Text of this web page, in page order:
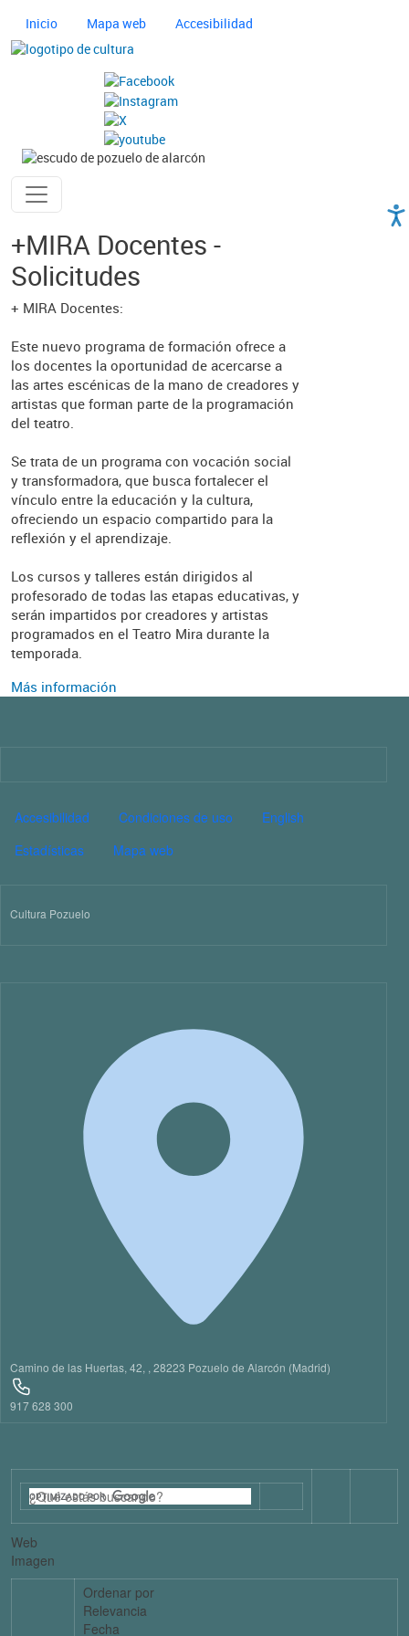
Navegación principal cultura
Inicio Mapa web
Accesibilidad
Imagen
Imagen
Ayuntamiento de Pozuelo
+MIRA Docentes -
Solicitudes
+ MIRA Docentes:
Este nuevo programa de formación ofrece a
los docentes la oportunidad de acercarse a
las artes escénicas de la mano de creadores y
artistas que forman parte de la programación
del teatro.
Se trata de un programa con vocación social
y transformadora, que busca fortalecer el
vínculo entre la educación y la cultura,
ofreciendo un espacio compartido para la
reflexión y el aprendizaje.
Los cursos y talleres están dirigidos al
profesorado de todas las etapas educativas, y
serán impartidos por creadores y artistas
programados en el Teatro Mira durante la
temporada.
Más información
PIE DE PÁGINA CULTURA
Accesibilidad Condiciones de uso
English
Estadísticas
Mapa web
Cultura Pozuelo
Camino de las Huertas, 42, , 28223 Pozuelo de Alarcón (Madrid)
917 628 300
Web
Imagen
Ordenar por
Relevancia
Fecha